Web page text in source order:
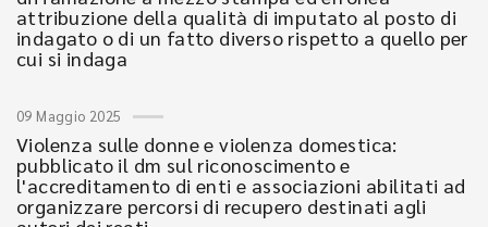
attribuzione della qualità di imputato al posto di
indagato o di un fatto diverso rispetto a quello per
cui si indaga
09 Maggio 2025
Violenza sulle donne e violenza domestica:
pubblicato il dm sul riconoscimento e
l'accreditamento di enti e associazioni abilitati ad
organizzare percorsi di recupero destinati agli